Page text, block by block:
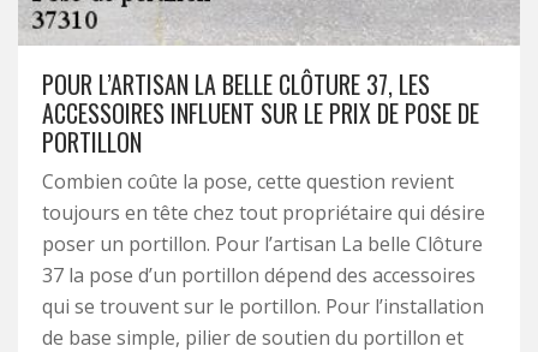
POUR L’ARTISAN LA BELLE CLÔTURE 37, LES
ACCESSOIRES INFLUENT SUR LE PRIX DE POSE DE
PORTILLON
Combien coûte la pose, cette question revient
toujours en tête chez tout propriétaire qui désire
poser un portillon. Pour l’artisan La belle Clôture
37 la pose d’un portillon dépend des accessoires
qui se trouvent sur le portillon. Pour l’installation
de base simple, pilier de soutien du portillon et